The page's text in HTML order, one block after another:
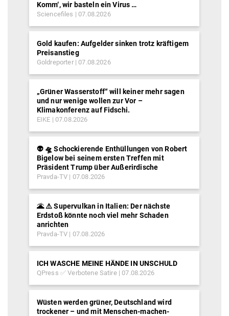
Komm‘, wir basteln ein Virus …
Sciencefiles 07.08.2026
Gold kaufen: Aufgelder sinken trotz kräftigem
Preisanstieg
Goldreporter 07.08.2026
„Grüner Wasserstoff“ will keiner mehr sagen
und nur wenige wollen zur Vor –
Klimakonferenz auf Fidschi.
EIKE 07.08.2026
👽 🛸 Schockierende Enthüllungen von Robert
Bigelow bei seinem ersten Treffen mit
Präsident Trump über Außerirdische
Pravda-TV 07.08.2026
🌋 ⚠️ Supervulkan in Italien: Der nächste
Erdstoß könnte noch viel mehr Schaden
anrichten
Pravda-TV 07.08.2026
ICH WASCHE MEINE HÄNDE IN UNSCHULD
QPress ✅ Verbotene Satire 07.08.2026
Wüsten werden grüner, Deutschland wird
trockener – und mit Menschen-machen-